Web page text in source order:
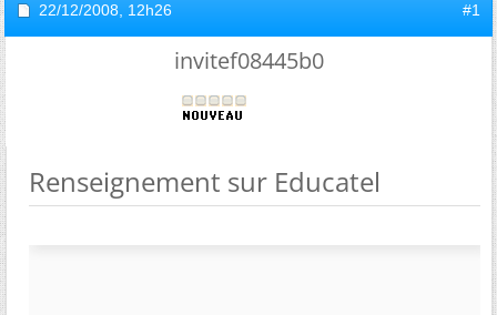
22/12/2008, 12h26 #1
invitef08445b0
Renseignement sur Educatel